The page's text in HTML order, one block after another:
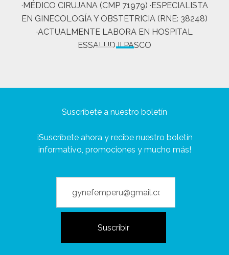
·MÉDICO CIRUJANA (CMP 71979) ·ESPECIALISTA
EN GINECOLOGÍA Y OBSTETRICIA (RNE: 38248)
·ACTUALMENTE LABORA EN HOSPITAL
ESSALUD II PASCO
Suscríbete a nuestro boletín
¡Suscríbete ahora y recibe nuestro boletín
informativo, promociones y mucho más!